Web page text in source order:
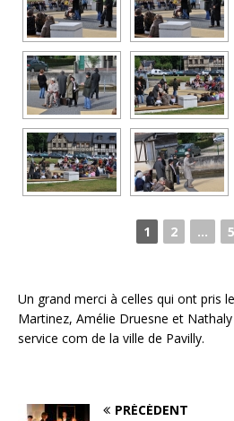
1 2 ... 5
Un grand merci à celles qui ont pris
Martinez, Amélie Druesne et
service com de la ville de Pavilly.
PRÉCÉDENT